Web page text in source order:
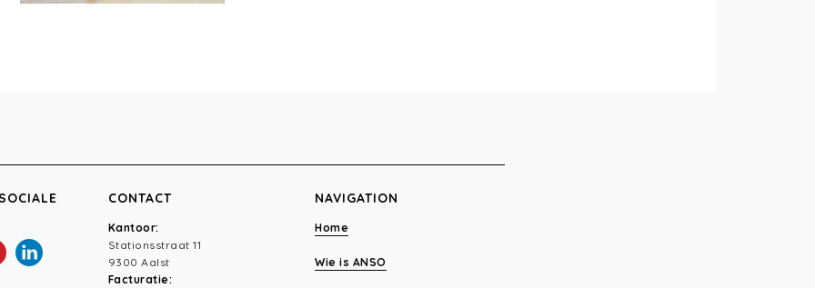
CONTACT
Kantoor:
Stationsstraat 11
9300 Aalst
Facturatie:
NAVIGATION
Home
Wie is ANSO